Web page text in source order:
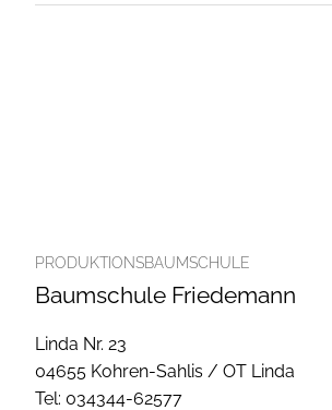
PRODUKTIONSBAUMSCHULE
Baumschule Friedemann
Linda Nr. 23
04655 Kohren-Sahlis / OT Linda
Tel: 034344-62577